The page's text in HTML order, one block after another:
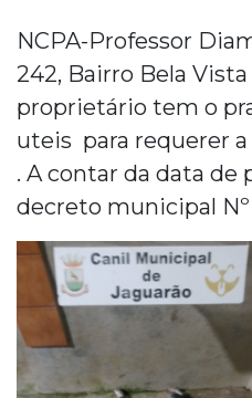
NCPA-Professor
242, Bairro Bela
proprietário tem o
uteis para requerer
. A contar da data de
decreto municipal Nº